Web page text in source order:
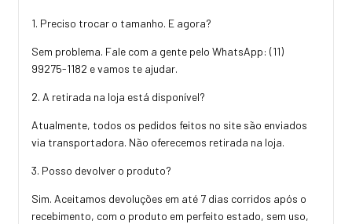
1. Preciso trocar o tamanho. E agora?
Sem problema. Fale com a gente pelo WhatsApp: (11)
99275-1182 e vamos te ajudar.
2. A retirada na loja está disponível?
Atualmente, todos os pedidos feitos no site são enviados
via transportadora. Não oferecemos retirada na loja.
3. Posso devolver o produto?
Sim. Aceitamos devoluções em até 7 dias corridos após o
recebimento, com o produto em perfeito estado, sem uso,